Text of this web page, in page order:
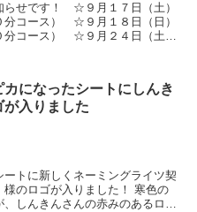
らせです！ ☆９月１７日（土）
分コース） ☆９月１８日（日）
分コース） ☆９月２４日（土）
カになったシートにしんき
が入りました
トに新しくネーミングライツ契
のロゴが入りました！ 寒色の
しんきんさんの赤みのあるロゴ